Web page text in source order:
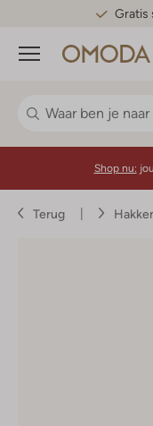
Gratis
Menu
Shop nu:
Terug